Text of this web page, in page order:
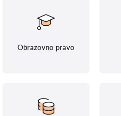
Obrazovno pravo